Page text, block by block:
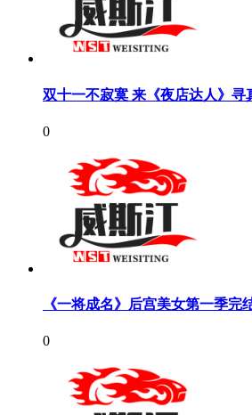
双十一不寂寞 来《夜店达人》寻
0
《一将成名》后宫美女第一季完
0